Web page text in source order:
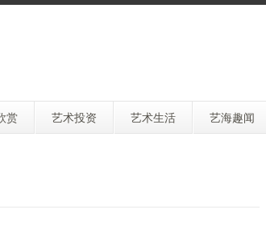
赏 艺术投资 艺术生活 艺海趣闻